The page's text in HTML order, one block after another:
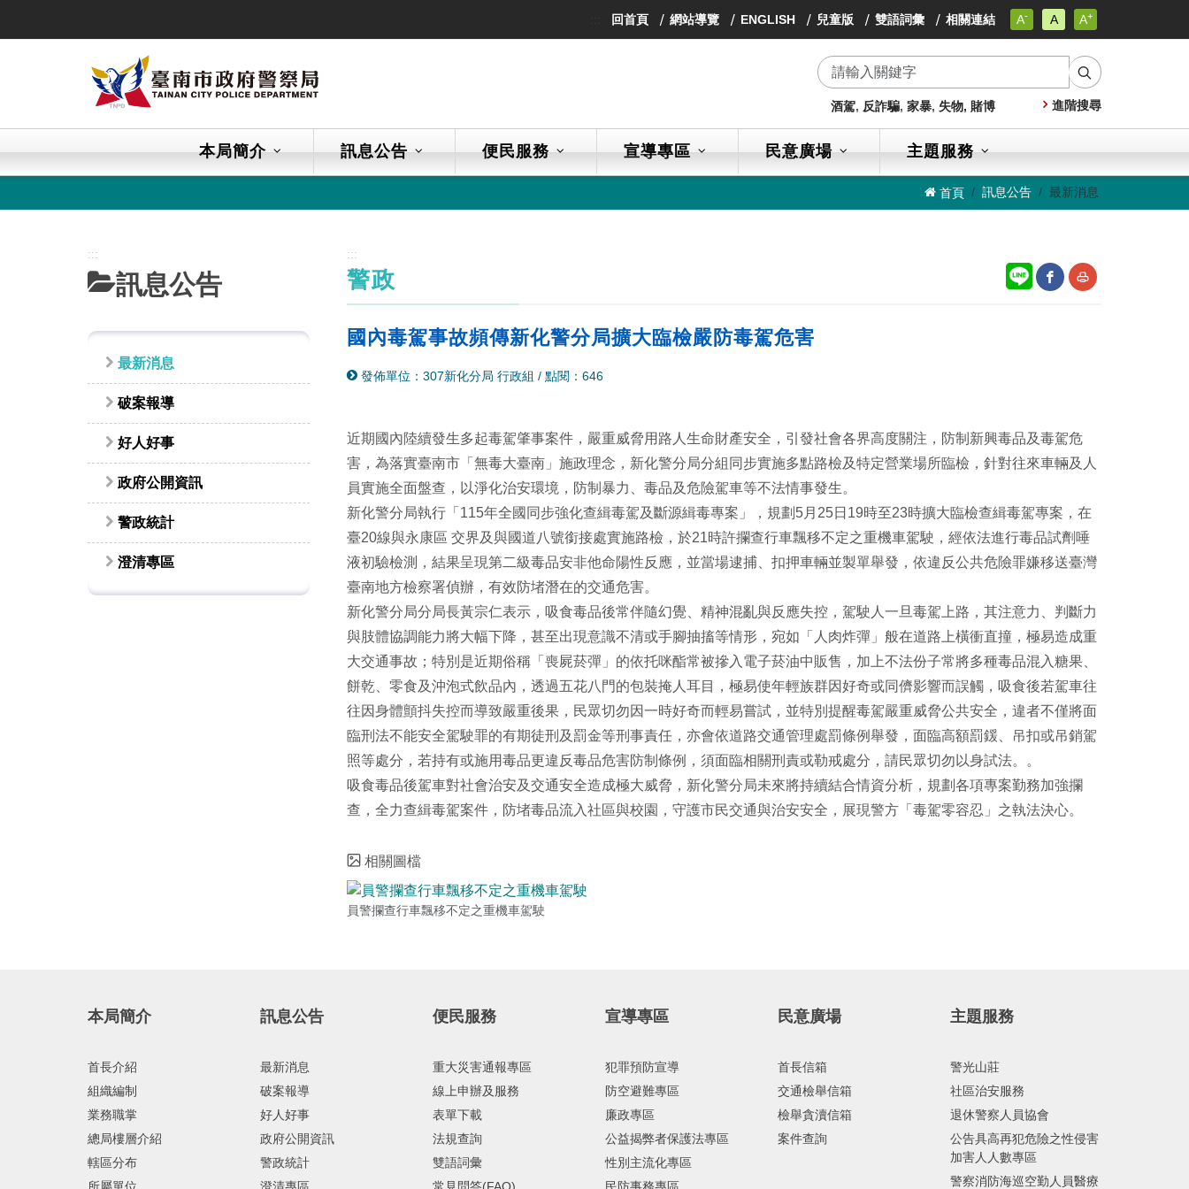
回首頁 網站導覽 ENGLISH 兒童版 雙語詞彙 相關連結 A-
小
級
A小
字
級
A+
小
字
級
尋
酒駕, 反詐騙, 家暴, 失物, 賭博 進階搜尋
本局簡介 訊息公告 便民服務 宣導專區 民意廣場 主題服務
首頁 訊息公告 最新消息
:::
訊息公告
最新消息
破案報導
好人好事
政府公開資訊
警政統計
澄清專區
:::
警政
至
facebook
國內毒駕事故頻傳新化警分局擴大臨檢嚴防毒駕危害
發佈單位：307新化分局 行政組 /點閱：646
近期國內陸續發生多起毒駕肇事案件，嚴重威脅用路人生命財產安全，引發社會各界高度關注，防制新興毒品及毒駕危
害，為落實臺南市「無毒大臺南」施政理念，新化警分局分組同步實施多點路檢及特定營業場所臨檢，針對往來車輛及人
員實施全面盤查，以淨化治安環境，防制暴力、毒品及危險駕車等不法情事發生。
新化警分局執行「115年全國同步強化查緝毒駕及斷源緝毒專案」，規劃5月25日19時至23時擴大臨檢查緝毒駕專案，在
臺20線與永康區 交界及與國道八號銜接處實施路檢，於21時許攔查行車飄移不定之重機車駕駛，經依法進行毒品試劑唾
液初驗檢測，結果呈現第二級毒品安非他命陽性反應，並當場逮捕、扣押車輛並製單舉發，依違反公共危險罪嫌移送臺灣
臺南地方檢察署偵辦，有效防堵潛在的交通危害。
新化警分局分局長黃宗仁表示，吸食毒品後常伴隨幻覺、精神混亂與反應失控，駕駛人一旦毒駕上路，其注意力、判斷力
與肢體協調能力將大幅下降，甚至出現意識不清或手腳抽搐等情形，宛如「人肉炸彈」般在道路上橫衝直撞，極易造成重
大交通事故；特別是近期俗稱「喪屍菸彈」的依托咪酯常被摻入電子菸油中販售，加上不法份子常將多種毒品混入糖果、
餅乾、零食及沖泡式飲品內，透過五花八門的包裝掩人耳目，極易使年輕族群因好奇或同儕影響而誤觸，吸食後若駕車往
往因身體顫抖失控而導致嚴重後果，民眾切勿因一時好奇而輕易嘗試，並特別提醒毒駕嚴重威脅公共安全，違者不僅將面
臨刑法不能安全駕駛罪的有期徒刑及罰金等刑事責任，亦會依道路交通管理處罰條例舉發，面臨高額罰鍰、吊扣或吊銷駕
照等處分，若持有或施用毒品更違反毒品危害防制條例，須面臨相關刑責或勒戒處分，請民眾切勿以身試法。。
吸食毒品後駕車對社會治安及交通安全造成極大威脅，新化警分局未來將持續結合情資分析，規劃各項專案勤務加強攔
查，全力查緝毒駕案件，防堵毒品流入社區與校園，守護市民交通與治安安全，展現警方「毒駕零容忍」之執法決心。
相關圖檔
員警攔查行車飄移不定之重機車駕駛
本局簡介
首長介紹
組織編制
業務職掌
總局樓層介紹
轄區分布
訊息公告
最新消息
破案報導
好人好事
政府公開資訊
警政統計
便民服務
重大災害通報專區
線上申辦及服務
表單下載
法規查詢
雙語詞彙
宣導專區
犯罪預防宣導
防空避難專區
廉政專區
公益揭弊者保護法專區
性別主流化專區
民意廣場
首長信箱
交通檢舉信箱
檢舉貪瀆信箱
案件查詢
主題服務
警光山莊
社區治安服務
退休警察人員協會
公告具高再犯危險之性侵害
加害人人數專區
警察消防海巡空勤人員醫療